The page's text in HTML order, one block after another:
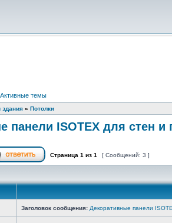
Активные темы
здания » Потолки
панели ISOTEX для стен и
Страница 1 из 1 [ Сообщений: 3 ]
Заголовок сообщения: Декоративные панели